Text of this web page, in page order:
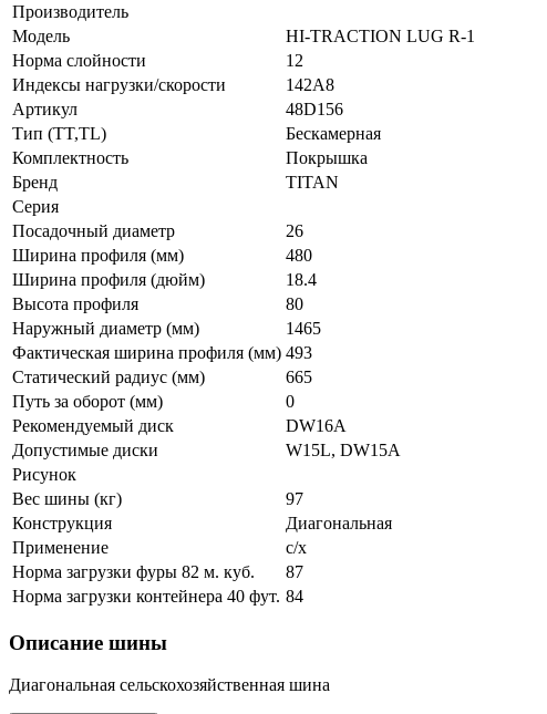
Производитель
Модель
HI-TRACTION LUG R-1
Норма слойности
12
Индексы нагрузки/скорости
142A8
Артикул
48D156
Тип (TT,TL)
Бескамерная
Комплектность
Покрышка
Бренд
TITAN
Серия
Посадочный диаметр
26
Ширина профиля (мм)
480
Ширина профиля (дюйм)
18.4
Высота профиля
80
Наружный диаметр (мм)
1465
Фактическая ширина профиля (мм) 493
Статический радиус (мм)
665
Путь за оборот (мм)
0
Рекомендуемый диск
DW16A
Допустимые диски
W15L, DW15A
Рисунок
Вес шины (кг)
97
Конструкция
Диагональная
Применение
с/х
Норма загрузки фуры 82 м. куб.
87
Норма загрузки контейнера 40 фут. 84
Описание шины
Диагональная сельскохозяйственная шина